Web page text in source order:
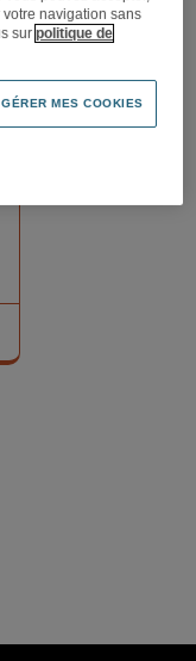
navigation sans
surpolitique de
GÉRER MES COOKIES